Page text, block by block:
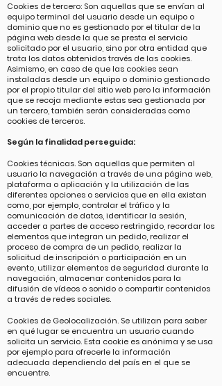
Cookies de tercero: Son aquellas que se envían al
equipo terminal del usuario desde un equipo o
dominio que no es gestionado por el titular de la
página web desde la que se presta el servicio
solicitado por el usuario, sino por otra entidad que
trata los datos obtenidos través de las cookies.
Asimismo, en caso de que las cookies sean
instaladas desde un equipo o dominio gestionado
por el propio titular del sitio web pero la información
que se recoja mediante estas sea gestionada por
un tercero, también serán consideradas como
cookies de terceros.
Según la finalidad perseguida:
Cookies técnicas. Son aquellas que permiten al
usuario la navegación a través de una página web,
plataforma o aplicación y la utilización de las
diferentes opciones o servicios que en ella existan
como, por ejemplo, controlar el tráfico y la
comunicación de datos, identificar la sesión,
acceder a partes de acceso restringido, recordar los
elementos que integran un pedido, realizar el
proceso de compra de un pedido, realizar la
solicitud de inscripción o participación en un
evento, utilizar elementos de seguridad durante la
navegación, almacenar contenidos para la
difusión de vídeos o sonido o compartir contenidos
a través de redes sociales.
Cookies de Geolocalización. Se utilizan para saber
en qué lugar se encuentra un usuario cuando
solicita un servicio. Esta cookie es anónima y se usa
por ejemplo para ofrecerle la información
adecuada dependiendo del país en el que se
encuentre.